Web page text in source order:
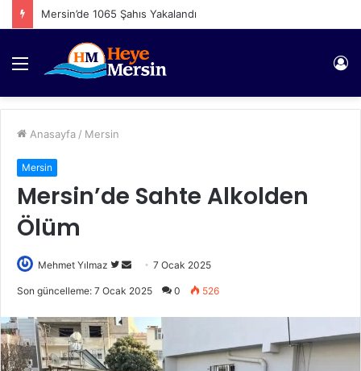
Mersin’de 1065 Şahıs Yakalandı
Menü
Anasayfa / Mersin
Mersin
Mersin’de Sahte Alkolden
Ölüm
Mehmet Yılmaz
Twitter'da
Bir
7 Ocak 2025
Son güncelleme: 7 Ocak 2025 0 526